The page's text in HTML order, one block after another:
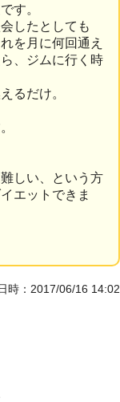
す。
したとしても
を月に何回通え
、ジムに行く時
るだけ。
しい、という方
エットできま
時：2017/06/16 14:02